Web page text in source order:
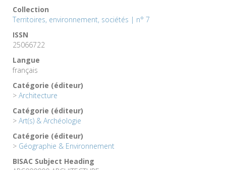
Collection
Territoires, environnement, sociétés | n° 7
ISSN
25066722
Langue
français
Catégorie (éditeur)
> Architecture
Catégorie (éditeur)
> Art(s) & Archéologie
Catégorie (éditeur)
> Géographie & Environnement
BISAC Subject Heading